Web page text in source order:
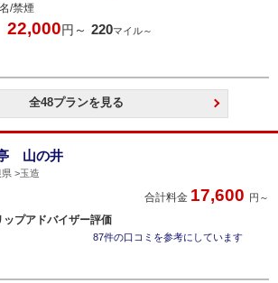
/禁煙
22,000円～ 220マイル～
全48プランを見る
山の井
県 玉造
合計料金 17,600 円～
ップアドバイザー評価
87件の口コミを参考にしています